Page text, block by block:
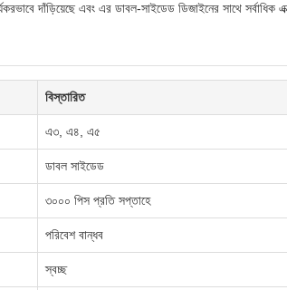
দাঁড়িয়েছে এবং এর ডাবল-সাইডেড ডিজাইনের সাথে সর্বাধিক
বিস্তারিত
এ৩, এ৪, এ৫
ডাবল সাইডেড
৩০০০ পিস প্রতি সপ্তাহে
পরিবেশ বান্ধব
স্বচ্ছ